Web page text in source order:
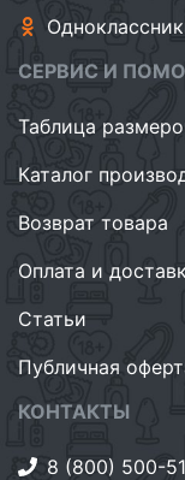
СЕРВИС И
Таблица
Каталог
Возврат товара
Оплата и
Статьи
Публичная
КОНТАКТЫ
8 (800) 500-